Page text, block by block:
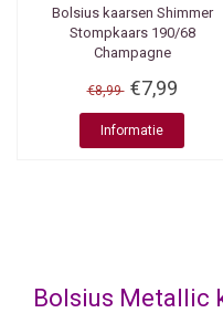
Bolsius kaarsen Shimmer
Stompkaars 190/68
Champagne
€8,99 €7,99
Informatie
Bolsius Metallic